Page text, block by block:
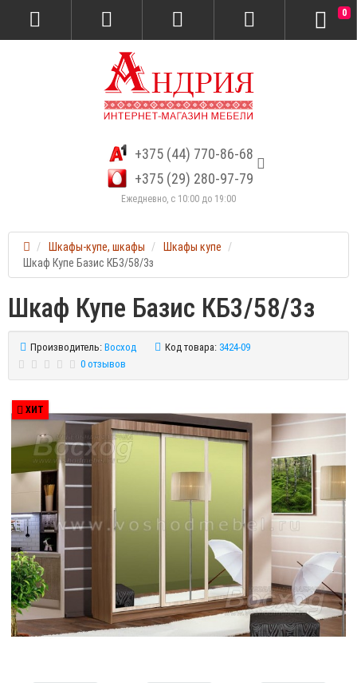
+375 (44) 770-86-68
+375 (29) 280-97-79
Ежедневно, с 10:00 до 19:00
0
Шкафы-купе, шкафы
Шкафы купе
Шкаф Купе Базис КБ3/58/3з
Шкаф Купе Базис КБ3/58/3з
Производитель: Восход Код товара: 3424-09
0 отзывов
ХИТ